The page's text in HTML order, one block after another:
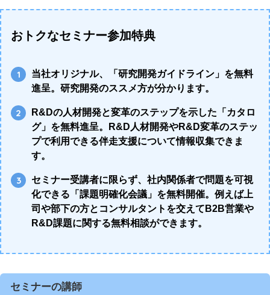
おトクなセミナー参加特典
当社オリジナル、「研究開発ガイドライン」を無料
進呈。研究開発のススメ方が分かります。
R&Dの人材開発と変革のステップを示した「カタロ
グ」を無料進呈。R&D人材開発やR&D変革のステッ
プで利用できる伴走支援について情報収集できま
す。
セミナー受講者に限らず、社内関係者で問題を可視
化できる「課題明確化会議」を無料開催。例えば上
司や部下の方とコンサルタントを交えてB2B営業や
R&D課題に関する無料相談ができます。
セミナーの講師